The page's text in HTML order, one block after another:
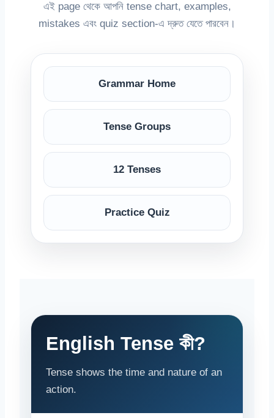
এই page থেকে আপনি tense chart, examples,
mistakes এবং quiz section-এ দ্রুত যেতে পারবেন।
Grammar Home
Tense Groups
12 Tenses
Practice Quiz
English Tense কী?
Tense shows the time and nature of an
action.